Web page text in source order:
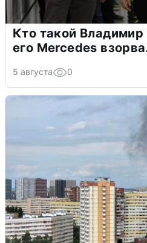
Кто такой
его Mercedes
5 августа 0